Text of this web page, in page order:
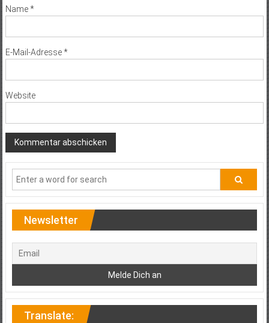
Name*
E-Mail-Adresse*
Website
Newsletter
Translate: